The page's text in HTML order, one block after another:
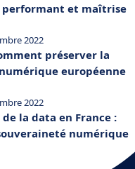
performant et maîtrise
2022
préserver la
européenne
2022
la data en France :
numérique